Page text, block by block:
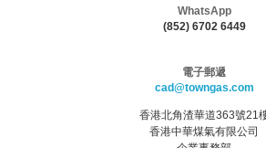
WhatsApp
(852) 6702 6449
電子郵遞
cad@towngas.com
香港北角渣華道363號21
香港中華煤氣有限公司